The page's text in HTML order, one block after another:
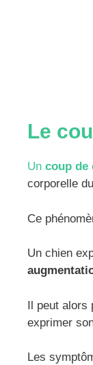
Le
Un coup de
corporelle
Ce
Un chien
Il peut alors
exprimer
Les